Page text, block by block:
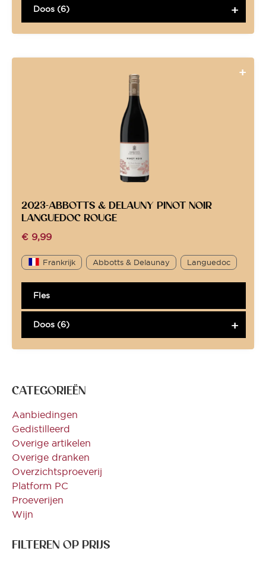
CATEGORIEËN
Aanbiedingen
Gedistilleerd
Overige artikelen
Overige dranken
Overzichtsproeverij
Platform PC
Proeverijen
Wijn
FILTEREN OP PRIJS
Doos (6)
2023-ABBOTTS & DELAUNY PINOT NOIR
LANGUEDOC ROUGE
€ 9,99
Frankrijk Abbotts & Delaunay Languedoc
Fles
Doos (6)